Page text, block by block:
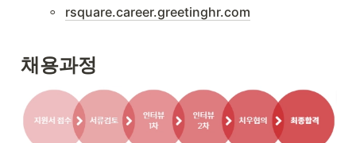
◦ rsquare.career.greetinghr.com
채용과정